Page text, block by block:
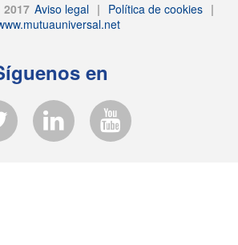
Aviso legal | Política de cookies |
en